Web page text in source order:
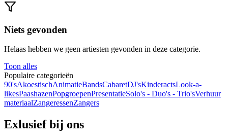
Niets gevonden
Helaas hebben we geen artiesten gevonden in deze categorie.
Toon alles
Populaire categorieën
90'sAkoestischAnimatieBandsCabaretDJ'sKinderactsLook-a-
likesPaashazenPopgroepenPresentatieSolo's - Duo's - Trio'sVerhuur
materiaalZangeressenZangers
Exlusief bij ons